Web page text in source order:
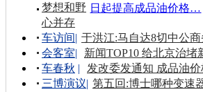
日起提高成品油价格…
梦想和野
心并存
车访间| 于洪江:马自达8切中公
会客室|
新闻TOP10 给北京治堵
车春秋 |
发改委发通知 成品油
三博演议| 第五回:博士哪种变速